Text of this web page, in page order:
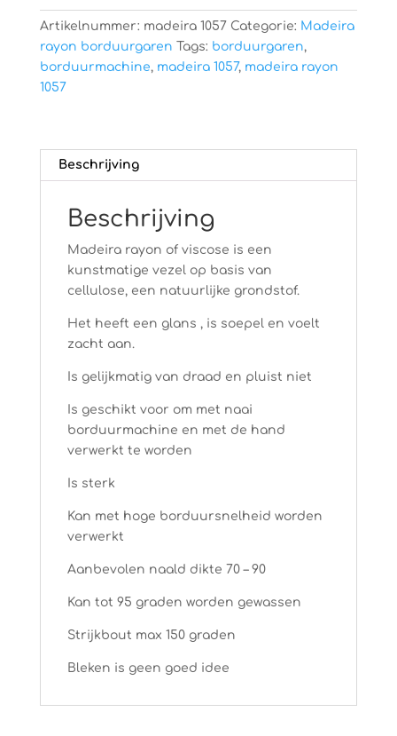
Artikelnummer: madeira 1057 Categorie: Madeira
rayon borduurgaren Tags: borduurgaren,
borduurmachine, madeira 1057, madeira rayon
1057
Beschrijving
Beschrijving
Madeira rayon of viscose is een
kunstmatige vezel op basis van
cellulose, een natuurlijke grondstof.
Het heeft een glans , is soepel en voelt
zacht aan.
Is gelijkmatig van draad en pluist niet
Is geschikt voor om met naai
borduurmachine en met de hand
verwerkt te worden
Is sterk
Kan met hoge borduursnelheid worden
verwerkt
Aanbevolen naald dikte 70 – 90
Kan tot 95 graden worden gewassen
Strijkbout max 150 graden
Bleken is geen goed idee